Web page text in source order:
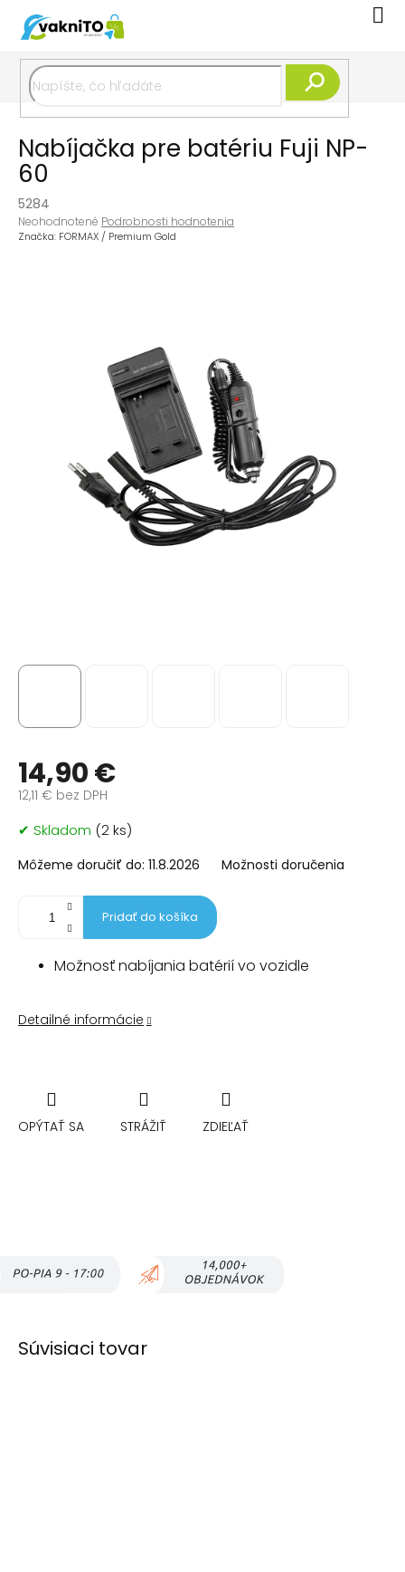
obsah
Nabíjačka pre batériu Fuji NP-
60
5284
Priemerné
hodnotenie
Neohodnotené Podrobnosti hodnotenia
Značka: FORMAX / Premium Gold
14,90 €
12,11 € bez DPH
Jednotková
cena:
✔ Skladom (2 ks)
Môžeme doručiť do: 11.8.2026 Možnosti doručenia
Pridať do košíka
Možnosť nabíjania batérií vo vozidle
Detailné informácie
OPÝTAŤ SA STRÁŽIŤ ZDIEĽAŤ
Súvisiaci tovar